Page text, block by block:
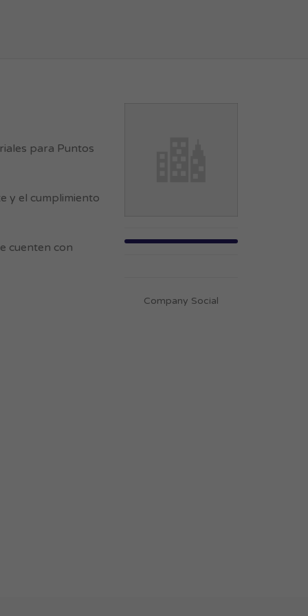
para Puntos
y el cumplimiento
cuenten con
Company Social